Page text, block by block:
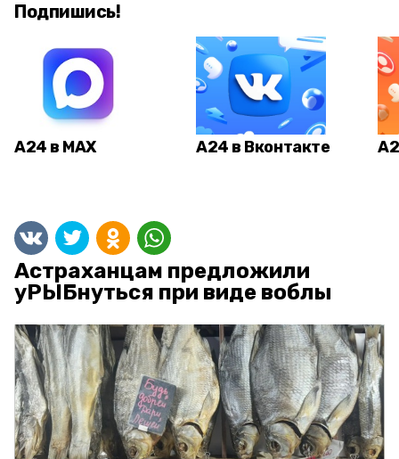
Подпишись!
А24 в MAX А24 в Вконтакте
Астраханцам предложили
уРЫБнуться при виде воблы